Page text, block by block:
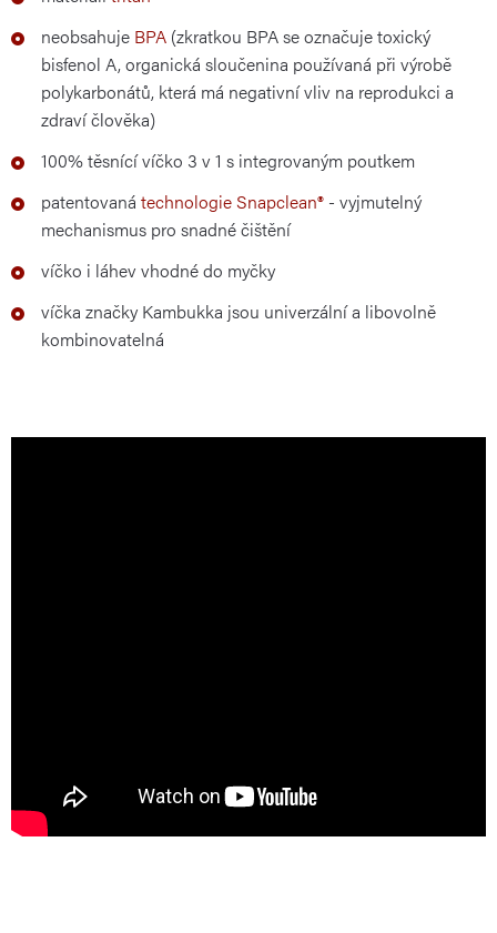
neobsahuje BPA (zkratkou BPA se označuje toxický
bisfenol A, organická sloučenina používaná při výrobě
polykarbonátů, která má negativní vliv na reprodukci a
zdraví člověka)
100% těsnící víčko 3 v 1 s integrovaným poutkem
patentovaná technologie Snapclean® - vyjmutelný
mechanismus pro snadné čištění
víčko i láhev vhodné do myčky
víčka značky Kambukka jsou univerzální a libovolně
kombinovatelná